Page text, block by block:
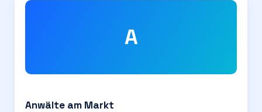
A
Anwälte am Markt